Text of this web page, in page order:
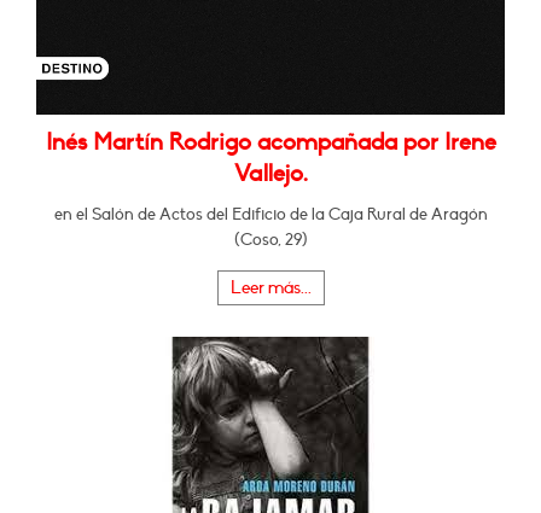
Inés Martín Rodrigo acompañada por Irene
Vallejo.
en el Salón de Actos del Edificio de la Caja Rural de Aragón
(Coso, 29)
Leer más...